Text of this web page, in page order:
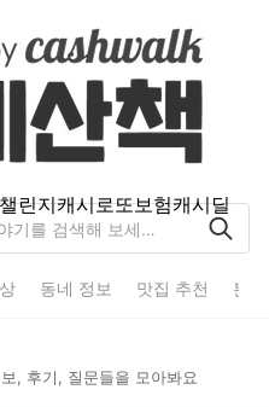
린지캐시로또보험캐시딜
동네 정보 맛집 추천 분
, 후기, 질문들을 모아봐요